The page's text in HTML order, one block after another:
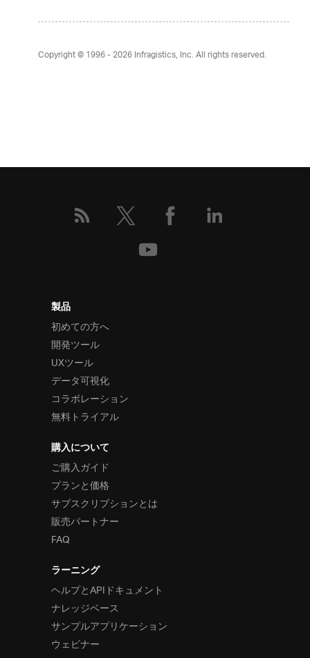
Copyright © 1996 - 2026Infragistics, Inc. All rights reserved.
製品
初めての方へ
開発ツール
UXツール
データ可視化
コラボレーション
無料トライアル
購入について
ご購入ガイド
プランと価格
サブスクリプションとは
販売パートナー
FAQ
ラーニング
ヘルプとAPIドキュメント
ナレッジベース
サンプルアプリケーション
ウェビナー